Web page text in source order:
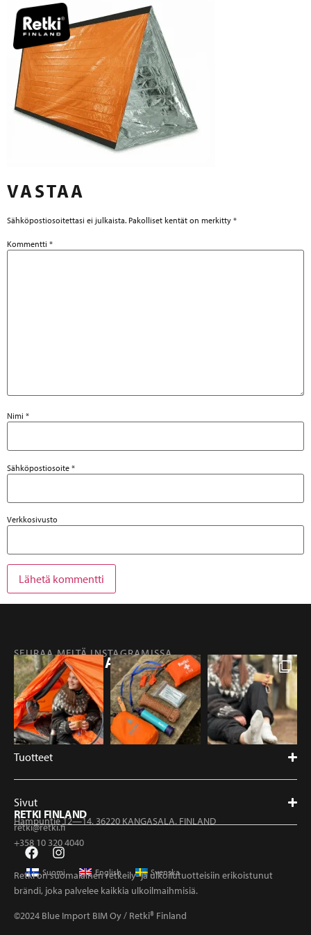
VASTAA
Sähköpostiosoitettasi ei julkaista. Pakolliset kentät on merkitty *
Kommentti *
Nimi *
Sähköpostiosoite *
Verkkosivusto
SEURAA MEITÄ INSTAGRAMISSA
@RETKIFINLAND
Tuotteet
Sivut
RETKI FINLAND
Hampuntie 12—14, 36220 KANGASALA, FINLAND
retki@retki.fi
+358 10 320 4040
Suomi English Svenska
Retki on suomalainen retkeily- ja ulkoilutuotteisiin erikoistunut
brändi, joka palvelee kaikkia ulkoilmaihmisiä.
©2024 Blue Import BIM Oy / Retki® Finland